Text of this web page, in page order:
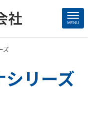
MENU
ズ
リーズ